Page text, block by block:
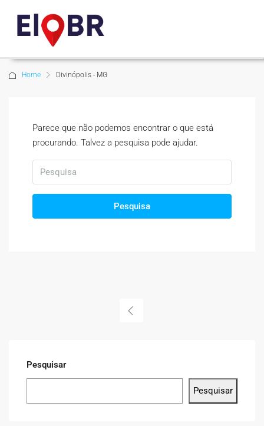
Home Divinópolis - MG
Parece que não podemos encontrar o que está
procurando. Talvez a pesquisa pode ajudar.
Pesquisa
Pesquisar
Pesquisar